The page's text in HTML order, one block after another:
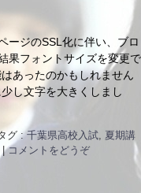
に伴い、ブロ
果フォントサイズを変更で
あったのかもしれません
し文字を大きくしまし
グ :千葉県高校入試 夏期講
|コメントをどうぞ